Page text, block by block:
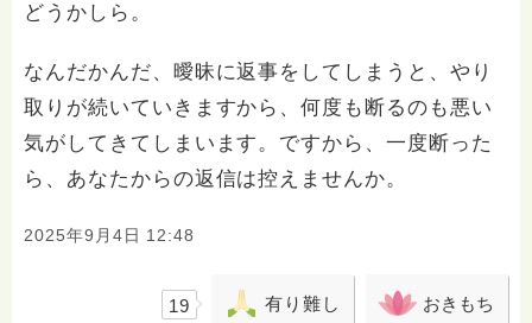
どうかしら。
なんだかんだ、曖昧に返事をしてしまうと、やり
取りが続いていきますから、何度も断るのも悪い
気がしてきてしまいます。ですから、一度断った
ら、あなたからの返信は控えませんか。
2025年9月4日 12:48
19 有り難し おきもち